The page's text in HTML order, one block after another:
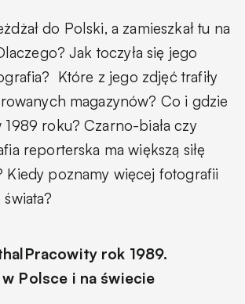
do Polski, a zamieszkał tu na
Jak toczyła się jego
Które z jego zdjęć trafiły
magazynów? Co i gdzie
1989 roku? Czarno-biała czy
reporterska ma większą siłę
Kiedy poznamy więcej fotografii
Pracowity rok 1989.
Polsce i na świecie